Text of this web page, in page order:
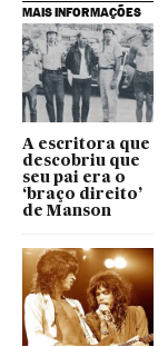
MAIS INFORMAÇÕES
A escritora que
descobriu que
seu pai era o
‘braço direito’
de Manson